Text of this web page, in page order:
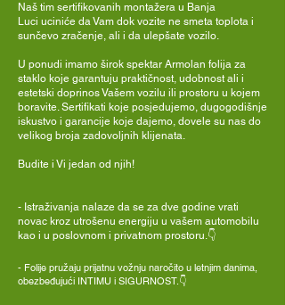
Naš tim sertifikovanih montažera u Banja
Luci uciniće da Vam dok vozite ne smeta toplota i
sunčevo zračenje, ali i da ulepšate vozilo.
U ponudi imamo širok spektar Armolan folija za
staklo koje garantuju praktičnost, udobnost ali i
estetski doprinos Vašem vozilu ili prostoru u kojem
boravite. Sertifikati koje posjedujemo, dugogodišnje
iskustvo i garancije koje dajemo, dovele su nas do
velikog broja zadovoljnih klijenata.
Budite i Vi jedan od njih!
- Istraživanja nalaze da se za dve godine vrati
novac kroz utrošenu energiju u vašem automobilu
kao i u poslovnom i privatnom prostoru.👇
- Folije pružaju prijatnu vožnju naročito u letnjim danima,
obezbeđujući INTIMU i SIGURNOST.👇